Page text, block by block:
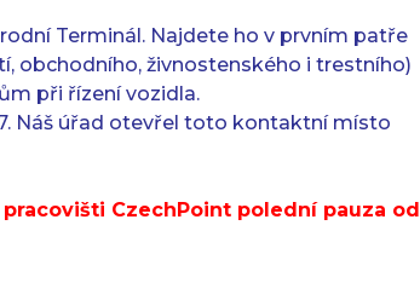
Terminál. Najdete ho v prvním patře
obchodního, živnostenského i trestního)
při řízení vozidla.
Náš úřad otevřel toto kontaktní místo
CzechPoint polední pauza od